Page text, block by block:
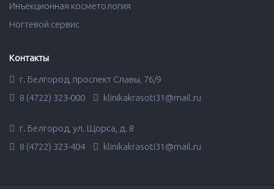
Инъекционная косметология
Ногтевой сервис
Контакты
г. Белгород, проспект Славы, 76/9
8 (4722) 323-000
klinikakrasoti31@mail.ru
г. Белгород, ул. Щорса, д. 8
8 (4722) 323-404
klinikakrasoti31@mail.ru